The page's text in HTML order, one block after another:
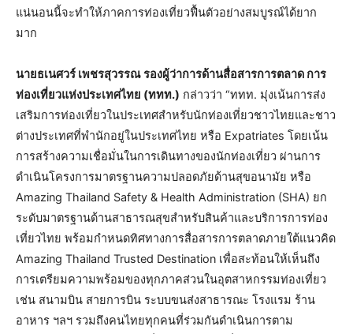
แน่นอนนี้จะทำให้ภาคการท่องเที่ยวฟื้นตัวอย่างสมบูรณ์ได้ยาก
มาก
นายธเนศวร์ เพชรสุวรรณ รองผู้ว่าการด้านสื่อสารการตลาด การ
ท่องเที่ยวแห่งประเทศไทย (ททท.) กล่าวว่า “ททท. มุ่งเน้นการส่ง
เสริมการท่องเที่ยวในประเทศสำหรับนักท่องเที่ยวชาวไทยและชาว
ต่างประเทศที่พำนักอยู่ในประเทศไทย หรือ Expatriates โดยเน้น
การสร้างความเชื่อมั่นในการเดินทางของนักท่องเที่ยว ผ่านการ
ดำเนินโครงการมาตรฐานความปลอดภัยด้านสุขอนามัย หรือ
Amazing Thailand Safety & Health Administration (SHA) ยก
ระดับมาตรฐานด้านสาธารณสุขสำหรับสินค้าและบริการการท่อง
เที่ยวไทย พร้อมกำหนดทิศทางการสื่อสารการตลาดภายใต้แนวคิด
Amazing Thailand Trusted Destination เพื่อสะท้อนให้เห็นถึง
การเตรียมความพร้อมของทุกภาคส่วนในอุตสาหกรรมท่องเที่ยว
เช่น สนามบิน สายการบิน ระบบขนส่งสาธารณะ โรงแรม ร้าน
อาหาร ฯลฯ รวมถึงคนไทยทุกคนที่ร่วมกันดำเนินการตาม